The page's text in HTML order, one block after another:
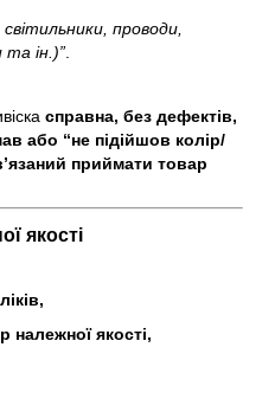
проводи,
та ін.)”.
справна, без дефектів,
або “не підійшов колір/
приймати товар
якості
належної якості,